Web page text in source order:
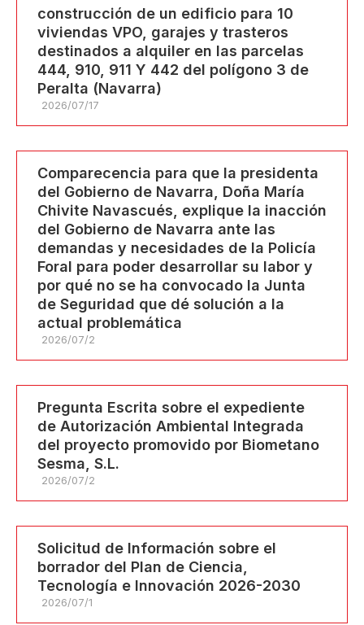
construcción de un edificio para 10
viviendas VPO, garajes y trasteros
destinados a alquiler en las parcelas
444, 910, 911 Y 442 del polígono 3 de
Peralta (Navarra)
2026/07/17
Comparecencia para que la presidenta
del Gobierno de Navarra, Doña María
Chivite Navascués, explique la inacción
del Gobierno de Navarra ante las
demandas y necesidades de la Policía
Foral para poder desarrollar su labor y
por qué no se ha convocado la Junta
de Seguridad que dé solución a la
actual problemática
2026/07/2
Pregunta Escrita sobre el expediente
de Autorización Ambiental Integrada
del proyecto promovido por Biometano
Sesma, S.L.
2026/07/2
Solicitud de Información sobre el
borrador del Plan de Ciencia,
Tecnología e Innovación 2026-2030
2026/07/1